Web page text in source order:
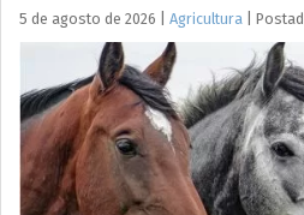
5 de agosto de 2026 Agricultura